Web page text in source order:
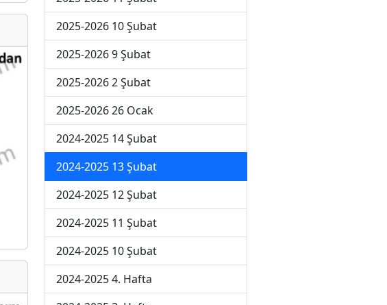
2025-2026 10 Şubat
2025-2026 9 Şubat
2025-2026 2 Şubat
2025-2026 26 Ocak
2024-2025 14 Şubat
2024-2025 13 Şubat
2024-2025 12 Şubat
2024-2025 11 Şubat
2024-2025 10 Şubat
2024-2025 4. Hafta